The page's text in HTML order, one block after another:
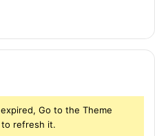
Go to the Theme
refresh it.